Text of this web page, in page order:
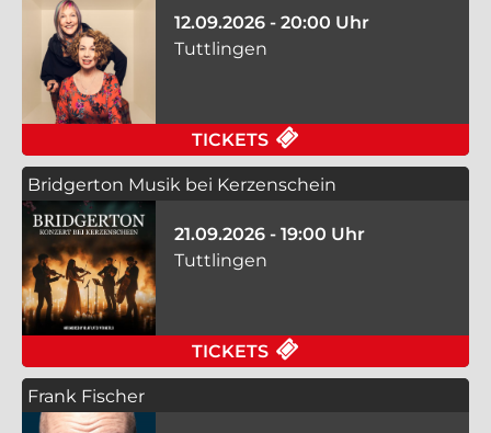
12.09.2026 - 20:00 Uhr
Tuttlingen
TICKETS
Bridgerton Musik bei Kerzenschein
21.09.2026 - 19:00 Uhr
Tuttlingen
TICKETS
Frank Fischer